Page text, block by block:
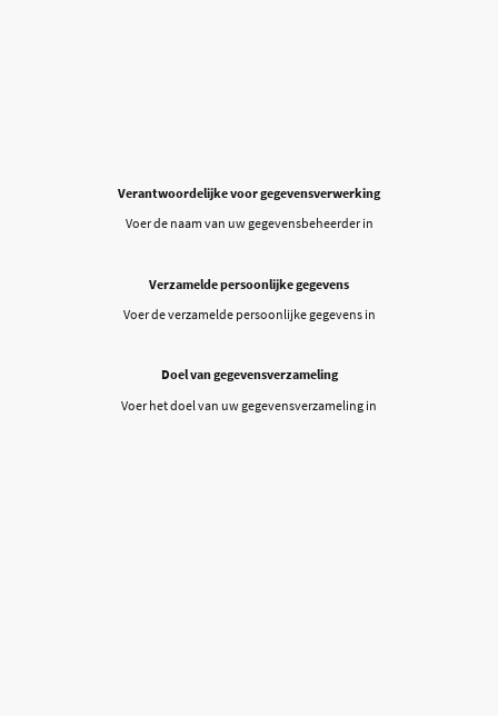
Verantwoordelijke voor gegevensverwerking
Voer de naam van uw gegevensbeheerder in
Verzamelde persoonlijke gegevens
Voer de verzamelde persoonlijke gegevens in
Doel van gegevensverzameling
Voer het doel van uw gegevensverzameling in